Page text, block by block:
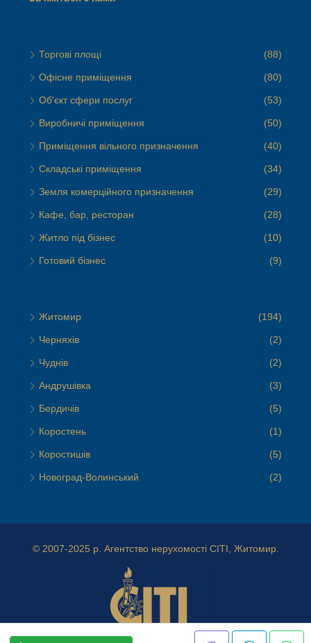
Торгові площі (88)
Офісне приміщення (80)
Об'єкт сфери послуг (53)
Виробничі приміщення (50)
Приміщення вільного призначення (40)
Складські приміщення (34)
Земля комерційного призначення (29)
Кафе, бар, ресторан (28)
Житло під бізнес (10)
Готовий бізнес (9)
Житомир (194)
Черняхів (2)
Чуднів (2)
Андрушівка (3)
Бердичів (5)
Коростень (1)
Коростишів (5)
Новоград-Волинський (2)
© 2007-2025 р. Агентство нерухомості СІТІ, Житомир.